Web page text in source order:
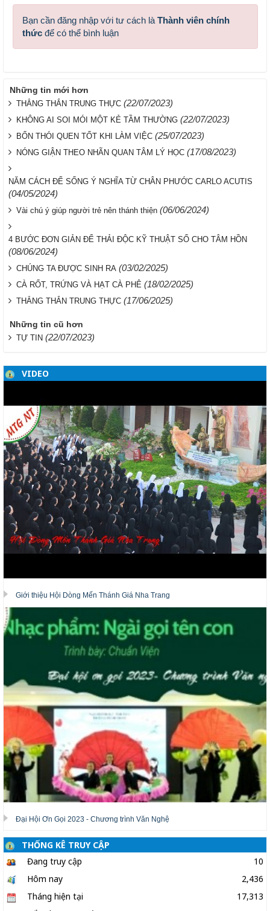
Bạn cần đăng nhập với tư cách làThành viên chính
thức để có thể bình luận
Những tin mới hơn
THẲNG THẮN TRUNG THỰC (22/07/2023)
KHÔNG AI SOI MÓI MỘT KẺ TẦM THƯỜNG (22/07/2023)
BỐN THÓI QUEN TỐT KHI LÀM VIỆC (25/07/2023)
NÓNG GIẬN THEO NHÃN QUAN TÂM LÝ HỌC (17/08/2023)
NĂM CÁCH ĐỂ SỐNG Ý NGHĨA TỪ CHÂN PHƯỚC CARLO ACUTIS
(04/05/2024)
Vài chú ý giúp người trẻ nên thánh thiện (06/06/2024)
4 BƯỚC ĐƠN GIẢN ĐỂ THẢI ĐỘC KỸ THUẬT SỐ CHO TÂM HỒN
(08/06/2024)
CHÚNG TA ĐƯỢC SINH RA (03/02/2025)
CÀ RỐT, TRỨNG VÀ HẠT CÀ PHÊ (18/02/2025)
THẲNG THẮN TRUNG THỰC (17/06/2025)
Những tin cũ hơn
TỰ TIN (22/07/2023)
VIDEO
Giới thiệu Hội Dòng Mến Thánh Giá Nha Trang
Đại Hội Ơn Gọi 2023 - Chương trình Văn Nghệ
THỐNG KÊ TRUY CẬP
Đang truy cập
10
Hôm nay
2,436
Tháng hiện tại
17,313